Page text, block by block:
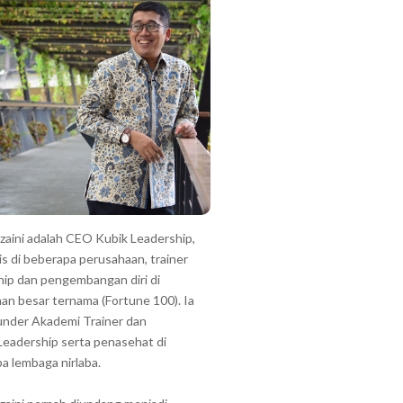
adalah CEO Kubik Leadership,
di beberapa perusahaan, trainer
dan pengembangan diri di
besar ternama (Fortune 100). Ia
Akademi Trainer dan
serta penasehat di
lembaga nirlaba.